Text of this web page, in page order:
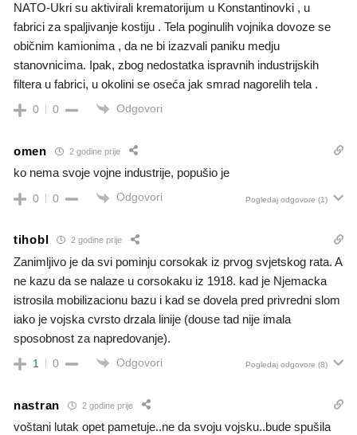
NATO-Ukri su aktivirali krematorijum u Konstantinovki , u
fabrici za spaljivanje kostiju . Tela poginulih vojnika dovoze se
običnim kamionima , da ne bi izazvali paniku medju
stanovnicima. Ipak, zbog nedostatka ispravnih industrijskih
filtera u fabrici, u okolini se oseća jak smrad nagorelih tela .
0 0 Odgovori
omen 2 godine prije
ko nema svoje vojne industrije, popušio je
0 0 Odgovori Pogledaj odgovore (1)
tihobl 2 godine prije
Zanimljivo je da svi pominju corsokak iz prvog svjetskog rata. A
ne kazu da se nalaze u corsokaku iz 1918. kad je Njemacka
istrosila mobilizacionu bazu i kad se dovela pred privredni slom
iako je vojska cvrsto drzala linije (douse tad nije imala
sposobnost za napredovanje).
1 0 Odgovori Pogledaj odgovore (8)
nastran 2 godine prije
voštani lutak opet pametuje..ne da svoju vojsku..bude spušila